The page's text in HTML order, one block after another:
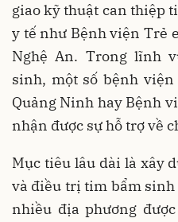
giao kỹ thuật can thiệp
y tế như Bệnh viện Trẻ
Nghệ An. Trong lĩnh
sinh, một số bệnh
Quảng Ninh hay Bệnh
nhận được sự hỗ trợ về
Mục tiêu lâu dài là xây
và điều trị tim bẩm
nhiều địa phương